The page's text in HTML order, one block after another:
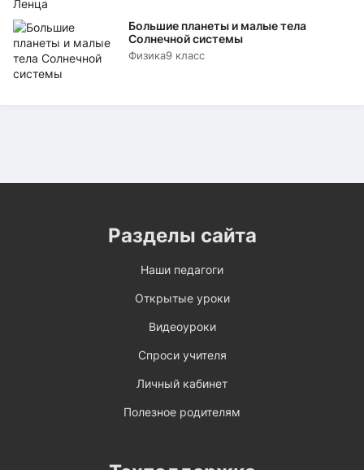
Большие планеты и малые тела
Солнечной системы
Физика9 класс
Разделы сайта
Наши педагоги
Открытые уроки
Видеоуроки
Спроси учителя
Личный кабинет
Полезное родителям